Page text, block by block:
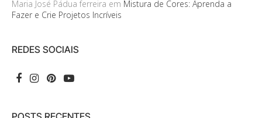
Maria José Pádua ferreira em Mistura de Cores: Aprenda a
Fazer e Crie Projetos Incríveis
REDES SOCIAIS